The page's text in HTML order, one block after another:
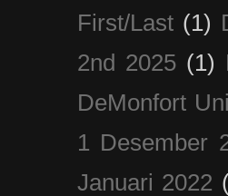
First/Last (1)
2nd 2025 (1)
DeMonfort
1 Desember
Januari 2022